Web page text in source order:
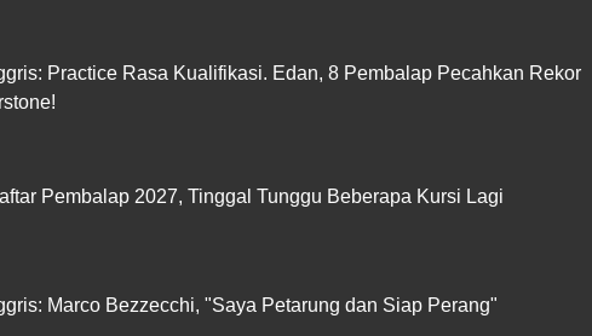
Practice Rasa Kualifikasi. Edan, 8 Pembalap Pecahkan Rekor
Pembalap 2027, Tinggal Tunggu Beberapa Kursi Lagi
Marco Bezzecchi, "Saya Petarung dan Siap Perang"